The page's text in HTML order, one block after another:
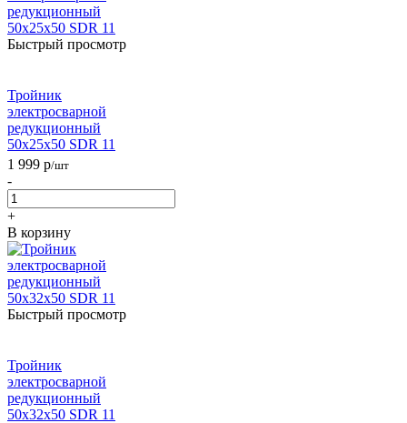
Быстрый просмотр
Тройник
электросварной
редукционный
50х25х50 SDR 11
1 999 р/шт
-
+
В корзину
Быстрый просмотр
Тройник
электросварной
редукционный
50х32х50 SDR 11